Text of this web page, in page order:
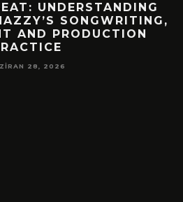
UNDERSTANDING
SONGWRITING,
AND PRODUCTION
28, 2026